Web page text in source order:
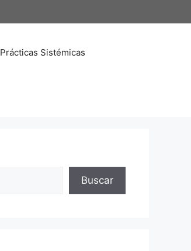
Prácticas Sistémicas
Buscar